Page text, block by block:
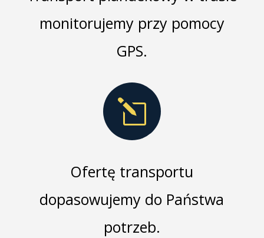
monitorujemy przy pomocy
GPS.
l
Ofertę transportu
dopasowujemy do Państwa
potrzeb.